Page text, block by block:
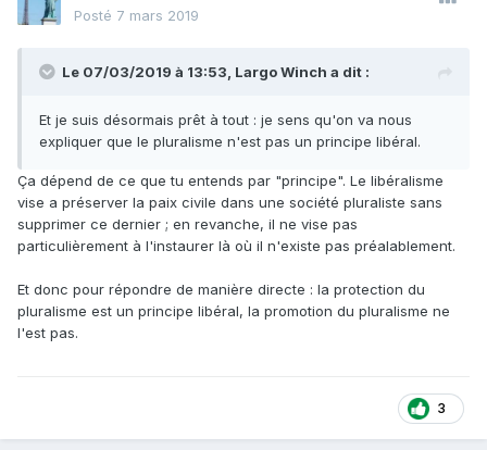
Posté 7 mars 2019
Le 07/03/2019 à 13:53, Largo Winch a dit :
Et je suis désormais prêt à tout : je sens qu'on va nous
expliquer que le pluralisme n'est pas un principe libéral.
Ça dépend de ce que tu entends par "principe". Le libéralisme
vise a préserver la paix civile dans une société pluraliste sans
supprimer ce dernier ; en revanche, il ne vise pas
particulièrement à l'instaurer là où il n'existe pas préalablement.
Et donc pour répondre de manière directe : la protection du
pluralisme est un principe libéral, la promotion du pluralisme ne
l'est pas.
3